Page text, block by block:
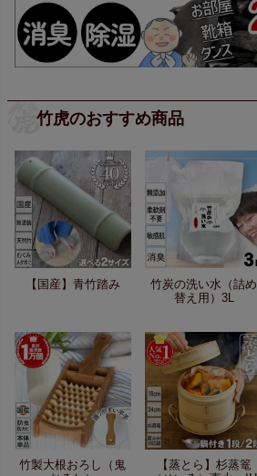
竹虎のおすすめ商品
【国産】青竹踏み
竹炭の洗い水（詰め
替え用）3L
竹製大根おろし（鬼
【蒸とら】杉蒸篭